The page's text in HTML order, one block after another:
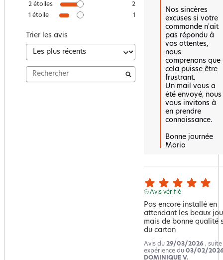
2 étoiles
2
1 étoile 1
Trier les avis
Nos sincères
excuses si votre
commande n'ait
pas répondu à
vos attentes,
nous
comprenons que
cela puisse être
frustrant.
Un mail vous a
été envoyé, nous
vous invitons à
en prendre
connaissance.
Bonne journée
Maria
Avis vérifié
Pas encore installé en
attendant les beaux
mais de bonne qualité
du carton
Avis du 29/03/2026 , suite
expérience du 03/02/
DOMINIQUE V.